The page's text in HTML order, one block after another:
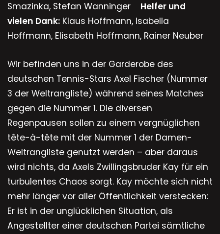
Smazinka, Stefan Wanninger Helfer und
vielen Dank: Klaus Hoffmann, Isabella
Hoffmann, Elisabeth Hoffmann, Rainer Neuber
Wir befinden uns in der Garderobe des
deutschen Tennis-Stars Axel Fischer (Nummer
3 der Weltrangliste) während seines Matches
gegen die Nummer 1. Die diversen
Regenpausen sollen zu einem vergnüglichen
tête-à-tête mit der Nummer 1 der Damen-
Weltrangliste genutzt werden – aber daraus
wird nichts, da Axels Zwillingsbruder Kay für ein
turbulentes Chaos sorgt. Kay möchte sich nicht
mehr länger vor aller Öffentlichkeit verstecken:
Er ist in der unglücklichen Situation, als
Angestellter einer deutschen Partei sämtliche